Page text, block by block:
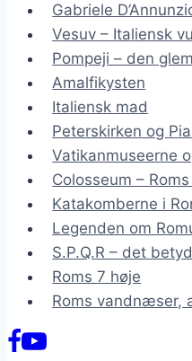
Gabriele
Vesuv – Italiensk
Pompeji – den
Amalfikysten
Italiensk mad
Peterskirken og
Vatikanmuseerne
Colosseum –
Katakomberne i
Legenden om
S.P.Q.R – det
Roms 7 høje
Roms